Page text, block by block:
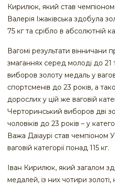
Кирилюк, який став чемпіоном
Валерія Іжаківська здобула
75 кг та срібло в абсолютній
Вагомі результати вінничани
змаганнях серед молоді до 21
виборов золоту медаль у
спортсменів до 23 років, а
дорослих у цій же ваговій
Черторинський виборов дві
чоловіків до 23 років – у
Важа Даіаурі став чемпіоном
ваговій категорії понад 115 кг.
Іван Кирилюк, який загалом
медалей, із них чотири